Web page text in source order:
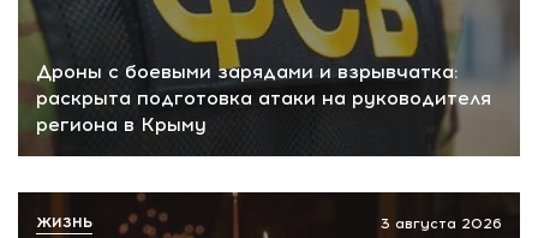
Дроны с боевыми зарядами и взрывчатка:
раскрыта подготовка атаки на руководителя
региона в Крыму
3 августа 2026
ЖИЗНЬ